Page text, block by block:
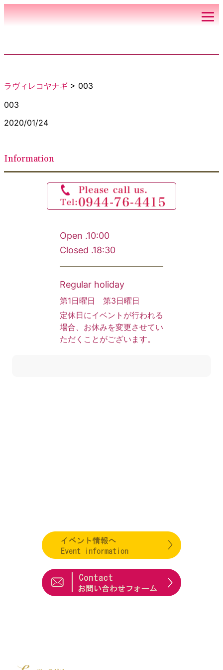
ラヴィレコヤナギ > 003
003
2020/01/24
Information
Open .10:00
Closed .18:30
Regular holiday
第1日曜日 第3日曜日
定休日にイベントが行われる
場合、お休みを変更させてい
ただくことがございます。